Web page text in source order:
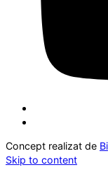
Concept realizat de
Skip to content